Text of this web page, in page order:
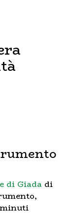
di Giada di